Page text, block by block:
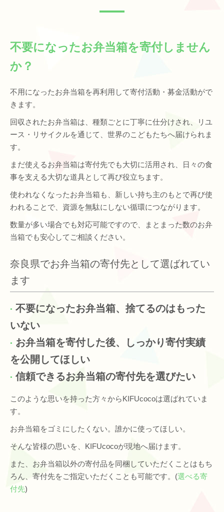
不要になったお弁当箱を寄付しません
か？
不用になったお弁当箱を再利用して寄付活動・募金活動がで
きます。
回収されたお弁当箱は、種類ごとに丁寧に仕分けされ、リユ
ース・リサイクルを通じて、世界のこどもたちへ届けられま
す。
まだ使えるお弁当箱は寄付先でも大切に活用され、日々の食
事を支える大切な道具として再び役立ちます。
使われなくなったお弁当箱も、新しい持ち主のもとで再び使
われることで、資源を無駄にしない循環につながります。
数量が多い場合でも対応可能ですので、まとまった数のお弁
当箱でも安心してご相談ください。
奈良県でお弁当箱の寄付先として選ばれてい
ます
不要になったお弁当箱、捨てるのはもった
いない
お弁当箱を寄付した後、しっかり寄付実績
を公開してほしい
信頼できるお弁当箱の寄付先を選びたい
このような思いを持った方々からKIFUcocoは選ばれていま
す。
お弁当箱をゴミにしたくない。誰かに使ってほしい。
そんな皆様の思いを、KIFUcocoが現地へ届けます。
また、お弁当箱以外の寄付品を同梱していただくことはもち
ろん、寄付先をご指定いただくことも可能です。(選べる寄
付先)